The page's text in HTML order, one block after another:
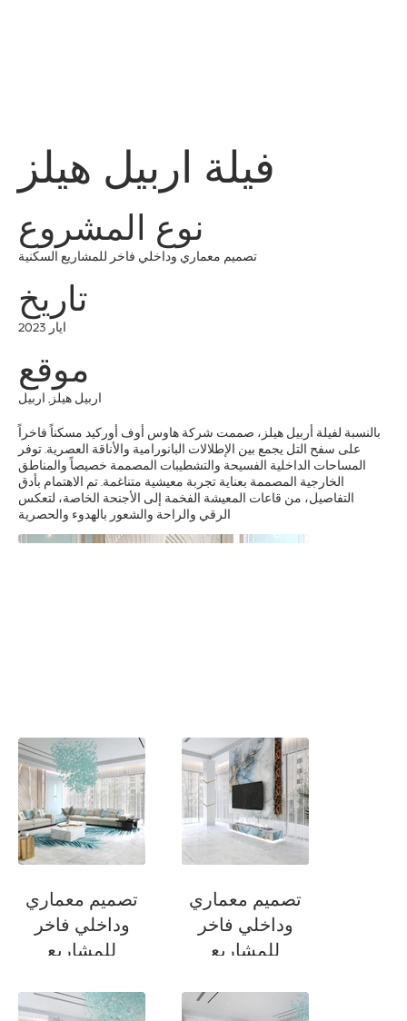
فيلة اربيل هيلز
نوع المشروع
تصميم معماري وداخلي فاخر للمشاريع السكنية
تاريخ
ايار 2023
موقع
اربيل هيلز, اربيل
بالنسبة لفيلة أربيل هيلز، صممت شركة هاوس أوف أوركيد مسكناً فاخراً
على سفح التل يجمع بين الإطلالات البانورامية والأناقة العصرية. توفر
المساحات الداخلية الفسيحة والتشطيبات المصممة خصيصاً والمناطق
الخارجية المصممة بعناية تجربة معيشية متناغمة. تم الاهتمام بأدق
التفاصيل، من قاعات المعيشة الفخمة إلى الأجنحة الخاصة، لتعكس
الرقي والراحة والشعور بالهدوء والحصرية
تصميم معماري
وداخلي فاخر
للمشاريع
منطقة معيشة العائلة
تصميم معماري
وداخلي فاخر
للمشاريع
متطقة معيشة العائلة